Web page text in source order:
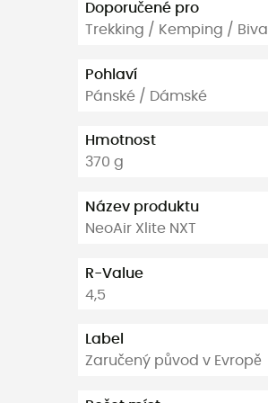
Doporučené pro
Trekking / Kemping /
Pohlaví
Pánské / Dámské
Hmotnost
370 g
Název produktu
NeoAir Xlite NXT
R-Value
4,5
Label
Zaručený původ v Evropě